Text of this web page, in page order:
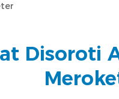
Disoroti